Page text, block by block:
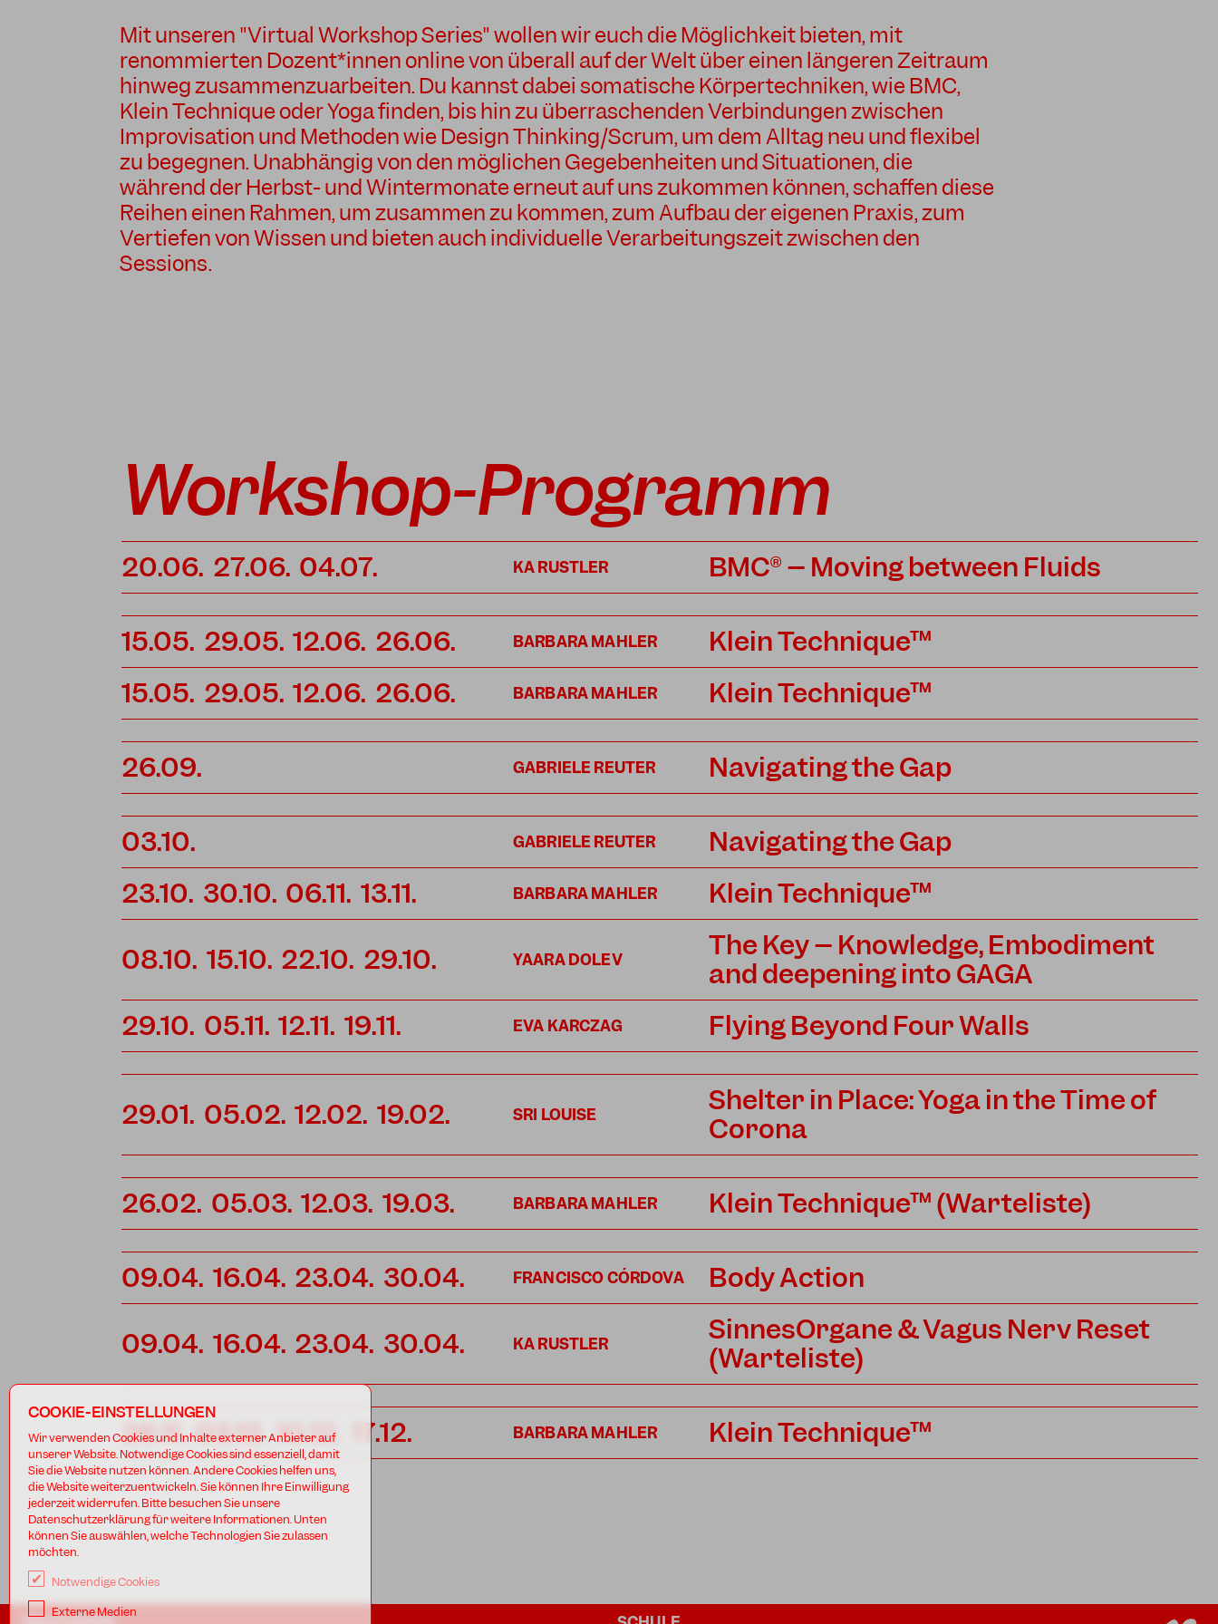
Mit unseren "Virtual Workshop Series" wollen wir euch die Möglichkeit bieten, mit
renommierten Dozent*innen online von überall auf der Welt über einen längeren Zeitraum
hinweg zusammenzuarbeiten. Du kannst dabei somatische Körpertechniken, wie BMC,
Klein Technique oder Yoga finden, bis hin zu überraschenden Verbindungen zwischen
Improvisation und Methoden wie Design Thinking/Scrum, um dem Alltag neu und flexibel
zu begegnen. Unabhängig von den möglichen Gegebenheiten und Situationen, die
während der Herbst- und Wintermonate erneut auf uns zukommen können, schaffen diese
Reihen einen Rahmen, um zusammen zu kommen, zum Aufbau der eigenen Praxis, zum
Vertiefen von Wissen und bieten auch individuelle Verarbeitungszeit zwischen den
Sessions.
Workshop-Programm
20.06. 27.06. 04.07. KA RUSTLER BMC® – Moving between Fluids
15.05. 29.05. 12.06. 26.06. BARBARA MAHLER
Klein Technique™
15.05. 29.05. 12.06. 26.06. BARBARA MAHLER Klein Technique™
26.09. GABRIELE REUTER Navigating the Gap
03.10. GABRIELE REUTER
Navigating the Gap
23.10. 30.10. 06.11. 13.11. BARBARA MAHLER
Klein Technique™
08.10. 15.10. 22.10. 29.10. YAARA DOLEV
The Key – Knowledge, Embodiment
and deepening into GAGA
29.10. 05.11. 12.11. 19.11. EVA KARCZAG Flying Beyond Four Walls
29.01. 05.02. 12.02. 19.02. SRI LOUISE
Shelter in Place: Yoga in the Time of
Corona
26.02. 05.03. 12.03. 19.03. BARBARA MAHLER Klein Technique™ (Warteliste)
09.04. 16.04. 23.04. 30.04. FRANCISCO CÓRDOVA
Body Action
09.04. 16.04. 23.04. 30.04. KA RUSTLER
SinnesOrgane & Vagus Nerv Reset
(Warteliste)
26.11. 03.12. 10.12. 17.12. BARBARA MAHLER Klein Technique™
COOKIE-EINSTELLUNGEN
Wir verwenden Cookies und Inhalte externer Anbieter auf
unserer Website. Notwendige Cookies sind essenziell, damit
Sie die Website nutzen können. Andere Cookies helfen uns,
die Website weiterzuentwickeln. Sie können Ihre Einwilligung
jederzeit widerrufen. Bitte besuchen Sie unsere
Datenschutzerklärung für weitere Informationen. Unten
können Sie auswählen, welche Technologien Sie zulassen
möchten.
Notwendige Cookies
Externe Medien